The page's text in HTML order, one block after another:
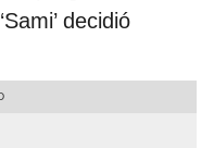
decidió